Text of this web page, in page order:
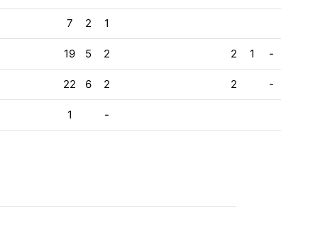
7 2 1
19 5 2 2 1 -
22 6 2 2 -
1 -